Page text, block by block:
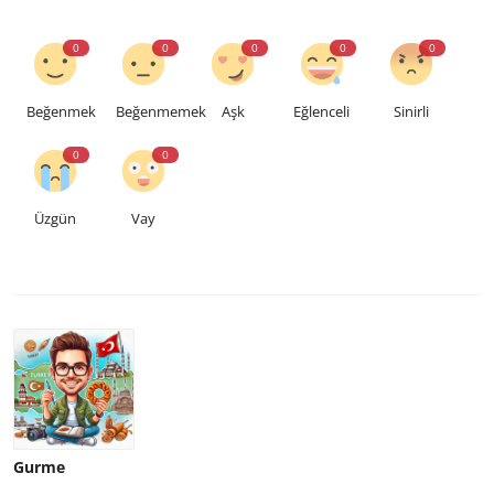
0
Beğenmek
0
Beğenmemek
0
Aşk
0
Eğlenceli
0
Sinirli
0
Üzgün
0
Vay
Gurme